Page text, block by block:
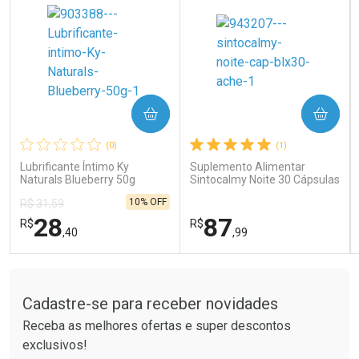
Comprar sem Desconto
Por R$ 41,99/cada
Comprar sem Desconto
Por R$ 41,99/cada
Comprar sem Desconto
Por R$ 121,90/cada
Comprar sem Desconto
Por R$ 121,90/cada
(0)
Lubrificante Íntimo Ky
Naturals Blueberry 50g
R$ 31,59
R$28,40
10% OFF
COMPRAR
Laboratório
Por Menos
(1)
Suplemento Alimentar
Sintocalmy Noite 30 Cápsulas
R$87,99
COMPRAR
Laboratório
Por Menos
Cadastre-se para receber novidades
Receba as melhores ofertas e super descontos
exclusivos!